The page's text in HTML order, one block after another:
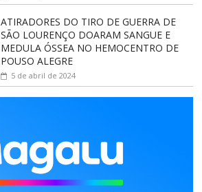
ATIRADORES DO TIRO DE GUERRA DE
SÃO LOURENÇO DOARAM SANGUE E
MEDULA ÓSSEA NO HEMOCENTRO DE
POUSO ALEGRE
5 de abril de 2024